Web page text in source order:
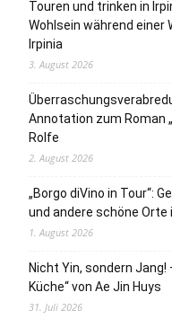
Touren und trinken in
Wohlsein während einer
Irpinia
3. August 2026
Annotation zum Roman
Rolfe
2. August 2026
„Borgo diVino in Tour“:
und andere schöne Orte
1. August 2026
Nicht Yin, sondern
Küche“ von Ae Jin Huys
31. Juli 2026